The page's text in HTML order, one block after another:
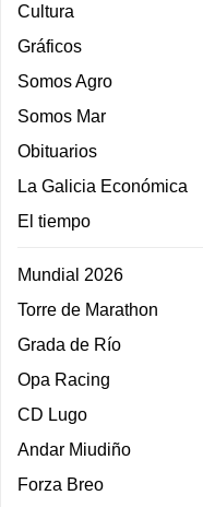
Cultura
Gráficos
Somos Agro
Somos Mar
Obituarios
La Galicia Económica
El tiempo
Mundial 2026
Torre de Marathon
Grada de Río
Opa Racing
CD Lugo
Andar Miudiño
Forza Breo